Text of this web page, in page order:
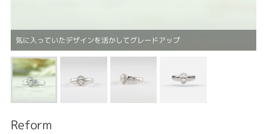
気に入っていたデザインを活かしてグレードアップ
Reform